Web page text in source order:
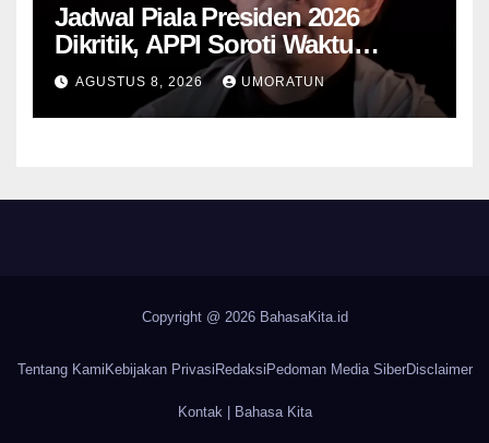
Jadwal Piala Presiden 2026
Dikritik, APPI Soroti Waktu
Pemulihan Pemain Hanya Satu
Hari
AGUSTUS 8, 2026 UMORATUN
Copyright @ 2026 BahasaKita.id
Tentang Kami Kebijakan Privasi Redaksi Pedoman Media SiberDisclaimer
Kontak | Bahasa Kita